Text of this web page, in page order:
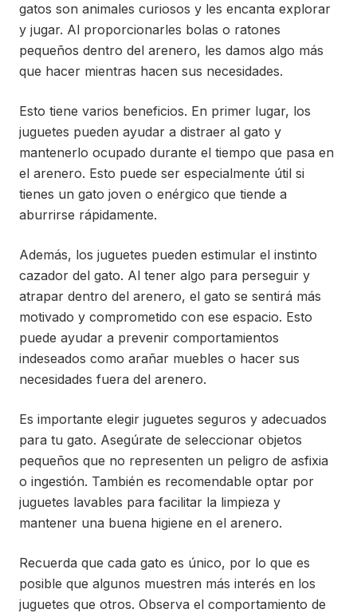
gatos son animales curiosos y les encanta explorar
y jugar. Al proporcionarles bolas o ratones
pequeños dentro del arenero, les damos algo más
que hacer mientras hacen sus necesidades.
Esto tiene varios beneficios. En primer lugar, los
juguetes pueden ayudar a distraer al gato y
mantenerlo ocupado durante el tiempo que pasa en
el arenero. Esto puede ser especialmente útil si
tienes un gato joven o enérgico que tiende a
aburrirse rápidamente.
Además, los juguetes pueden estimular el instinto
cazador del gato. Al tener algo para perseguir y
atrapar dentro del arenero, el gato se sentirá más
motivado y comprometido con ese espacio. Esto
puede ayudar a prevenir comportamientos
indeseados como arañar muebles o hacer sus
necesidades fuera del arenero.
Es importante elegir juguetes seguros y adecuados
para tu gato. Asegúrate de seleccionar objetos
pequeños que no representen un peligro de asfixia
o ingestión. También es recomendable optar por
juguetes lavables para facilitar la limpieza y
mantener una buena higiene en el arenero.
Recuerda que cada gato es único, por lo que es
posible que algunos muestren más interés en los
juguetes que otros. Observa el comportamiento de